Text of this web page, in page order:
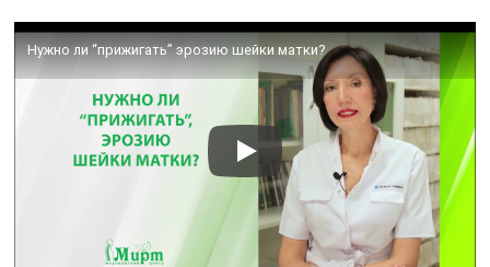
Нужно ли “прижигать” эрозию шейки матки?